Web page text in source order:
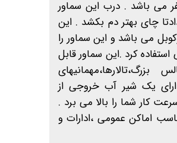
مخزن بزرگ جوابگوی حدود 200 تا 350 نفر می باشد . درب این سماور
چای بهتر دم بکشد . این
20 لیتر فاقد ترموکوبل می باشد و این سماور را
کرد .این سماور قابل
بزرگ،تالارها،مهمانیهای
دارای یک شیر آب خروجی از
کار شما را بالا می برد .
اماکن عمومی ،ادارات و